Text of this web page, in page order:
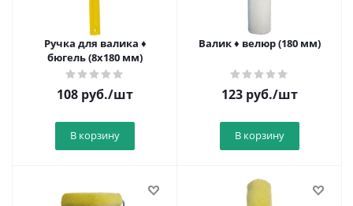
Ручка для валика ♦
бюгель (8х180 мм)
108 руб./шт
В корзину
Валик ♦ велюр (180 мм)
123 руб./шт
В корзину